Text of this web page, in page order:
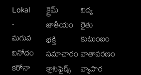
Lokal
-
మగువ
వినోదం
కరోనా
క్రైమ్
జాతీయం
భక్తి
సమాచారం
క్లాసిఫైడ్స్
విద్య
రైతు
కుటుంబం
వాతావరణం
వ్యాపార